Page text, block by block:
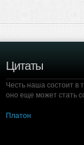
Цитаты
Честь наша состоит в
оно еще может стать
Платон